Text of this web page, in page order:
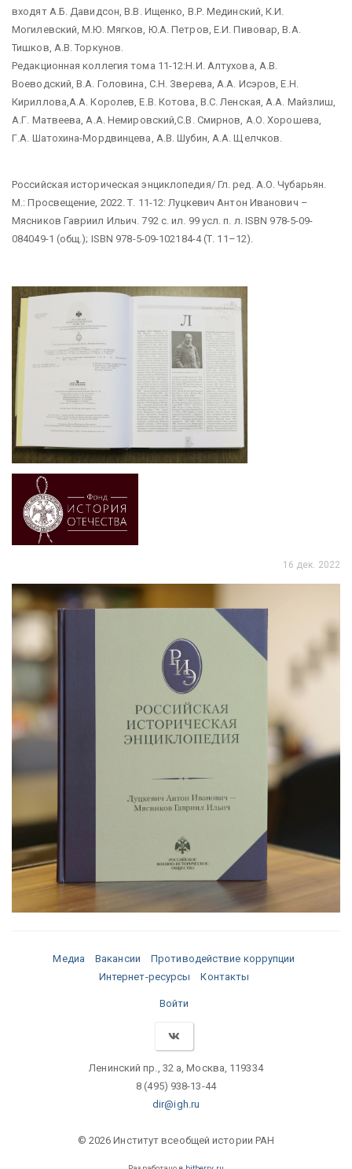
входят А.Б. Давидсон, В.В. Ищенко, В.Р. Мединский, К.И.
Могилевский, М.Ю. Мягков, Ю.А. Петров, Е.И. Пивовар, В.А.
Тишков, А.В. Торкунов.
Редакционная коллегия тома 11-12:Н.И. Алтухова, А.В.
Воеводский, В.А. Головина, С.Н. Зверева, А.А. Исэров, Е.Н.
Кириллова,А.А. Королев, Е.В. Котова, В.С. Ленская, А.А. Майзлиш,
А.Г. Матвеева, А.А. Немировский,С.В. Смирнов, А.О. Хорошева,
Г.А. Шатохина-Мордвинцева, А.В. Шубин, А.А. Щелчков.
Российская историческая энциклопедия/ Гл. ред. А.О. Чубарьян.
М.: Просвещение, 2022. Т. 11-12: Луцкевич Антон Иванович –
Мясников Гавриил Ильич. 792 с. ил. 99 усл. п. л. ISBN 978-5-09-
084049-1 (общ.); ISBN 978-5-09-102184-4 (Т. 11–12).
16 дек. 2022
Медиа Вакансии
Противодействие коррупции
Интернет-ресурсы
Контакты
Войти
Ленинский пр., 32 а, Москва, 119334
8 (495) 938-13-44
dir@igh.ru
© 2026 Институт всеобщей истории РАН